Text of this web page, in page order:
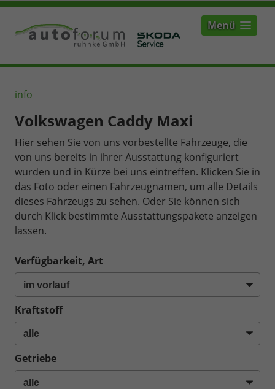
Menü
info
Volkswagen Caddy Maxi
Hier sehen Sie von uns vorbestellte Fahrzeuge, die
von uns bereits in ihrer Ausstattung konfiguriert
wurden und in Kürze bei uns eintreffen. Klicken Sie in
das Foto oder einen Fahrzeugnamen, um alle Details
dieses Fahrzeugs zu sehen. Oder Sie können sich
durch Klick bestimmte Ausstattungspakete anzeigen
lassen.
Verfügbarkeit, Art
Kraftstoff
Getriebe